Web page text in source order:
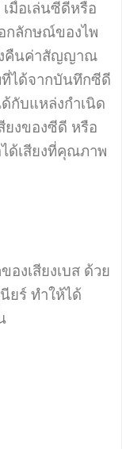
มื่อเล่นซีดีหรือ
กลักษณ์ของไพ
งคืนค่าสัญญาณ
ที่ได้จากบันทึกซีดี
กับแหล่งกำเนิด
ยงของซีดี หรือ
ด้เสียงที่คุณภาพ
องเสียงเบส ด้วย
ยร์ ทำให้ได้